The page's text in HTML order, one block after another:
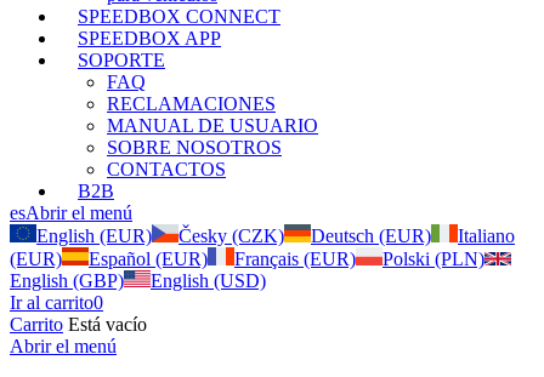
SPEEDBOX CONNECT
SPEEDBOX APP
SOPORTE
FAQ
RECLAMACIONES
MANUAL DE USUARIO
SOBRE NOSOTROS
CONTACTOS
B2B
esAbrir el menú
English (EUR)
Česky (CZK) Deutsch (EUR)
Italiano
(EUR)
Español (EUR) Français (EUR)
Polski (PLN)
English (GBP)
English (USD)
Ir al carrito0
Carrito Está vacío
Abrir el menú